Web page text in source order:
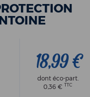
18,99 €
dont éco-part.
0,36 € TTC